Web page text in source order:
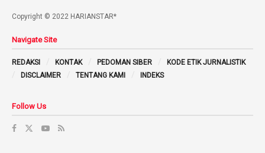
Copyright © 2022 HARIANSTAR*
Navigate Site
REDAKSI KONTAK PEDOMAN SIBER
KODE ETIK JURNALISTIK
DISCLAIMER
TENTANG KAMI INDEKS
Follow Us